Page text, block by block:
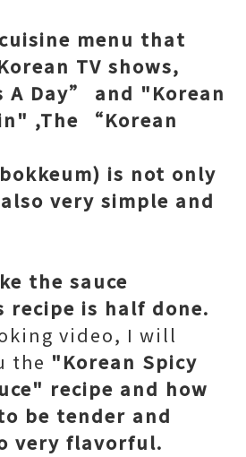
menu that
TV shows,
A Day” and "Korean
,The “Korean
is not only
very simple and
the sauce
recipe is half done.
video, I will
the "Korean Spicy
recipe and how
be tender and
very flavorful.